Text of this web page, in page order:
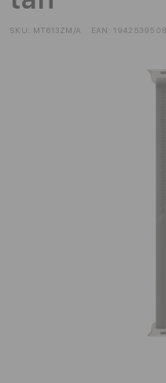
SKU: MT613ZM/A EAN: